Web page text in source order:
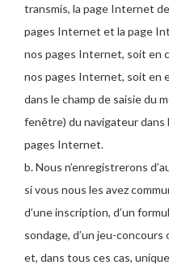
transmis, la page Internet
pages Internet et la page
nos pages Internet, soit en
nos pages Internet, soit en
dans le champ de saisie du
fenêtre) du navigateur dans
pages Internet.
b. Nous n’enregistrerons
si vous nous les avez
d’une inscription, d’un
sondage, d’un jeu-concours
et, dans tous ces cas,